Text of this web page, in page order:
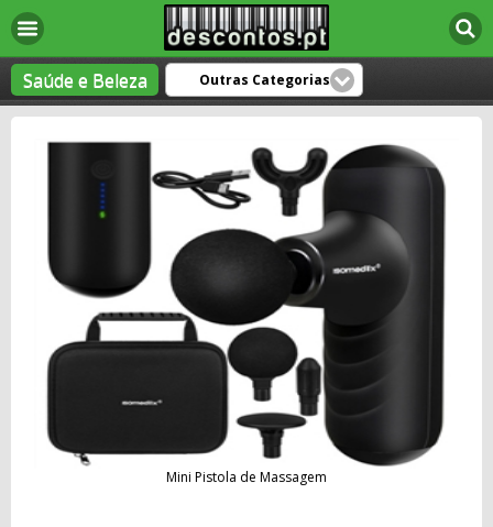
Saúde e Beleza Outras Categorias
Mini Pistola de Massagem